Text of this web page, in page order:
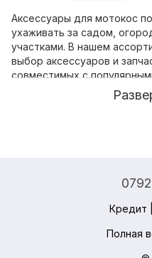
Аксессуары для мотокос
ухаживать за садом,
участками. В нашем
выбор аксессуаров и
совместимых с
Для обработки почвы и
мотокос. Также в наличии
карбюраторы, воздушные
Кредит
Полная